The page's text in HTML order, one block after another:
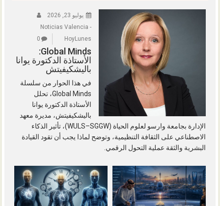
يوليو 23, 2026
Noticias Valencia -
HoyLunes
0
Global Minds:
الأستاذة الدكتورة يوانا
باليشكيفيتش
في هذا الحوار من سلسلة
Global Minds، تحلل
الأستاذة الدكتورة يوانا
باليشكيفيتش، مديرة معهد
الإدارة بجامعة وارسو لعلوم الحياة (WULS–SGGW)، تأثير الذكاء
الاصطناعي على الثقافة التنظيمية، وتوضح لماذا يجب أن تقود القيادة
البشرية والثقة عملية التحول الرقمي.